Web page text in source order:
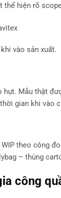
hiện rõ
vào sản xuất.
Mẫu thật
gian khi vào
theo công
– thùng
công